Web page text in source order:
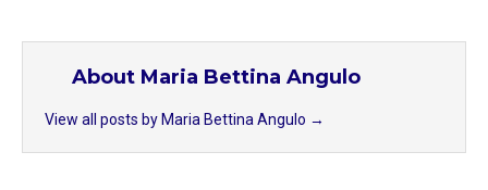
About Maria Bettina Angulo
View all posts by Maria Bettina Angulo →